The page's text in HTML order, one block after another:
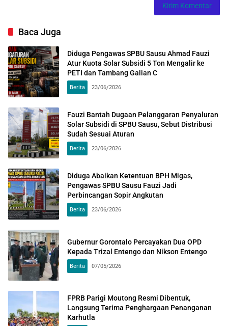
Baca Juga
Diduga Pengawas SPBU Sausu Ahmad Fauzi
Atur Kuota Solar Subsidi 5 Ton Mengalir ke
PETI dan Tambang Galian C
Berita 23/06/2026
Fauzi Bantah Dugaan Pelanggaran Penyaluran
Solar Subsidi di SPBU Sausu, Sebut Distribusi
Sudah Sesuai Aturan
Berita 23/06/2026
Diduga Abaikan Ketentuan BPH Migas,
Pengawas SPBU Sausu Fauzi Jadi
Perbincangan Sopir Angkutan
Berita 23/06/2026
Gubernur Gorontalo Percayakan Dua OPD
Kepada Trizal Entengo dan Nikson Entengo
Berita 07/05/2026
FPRB Parigi Moutong Resmi Dibentuk,
Langsung Terima Penghargaan Penanganan
Karhutla